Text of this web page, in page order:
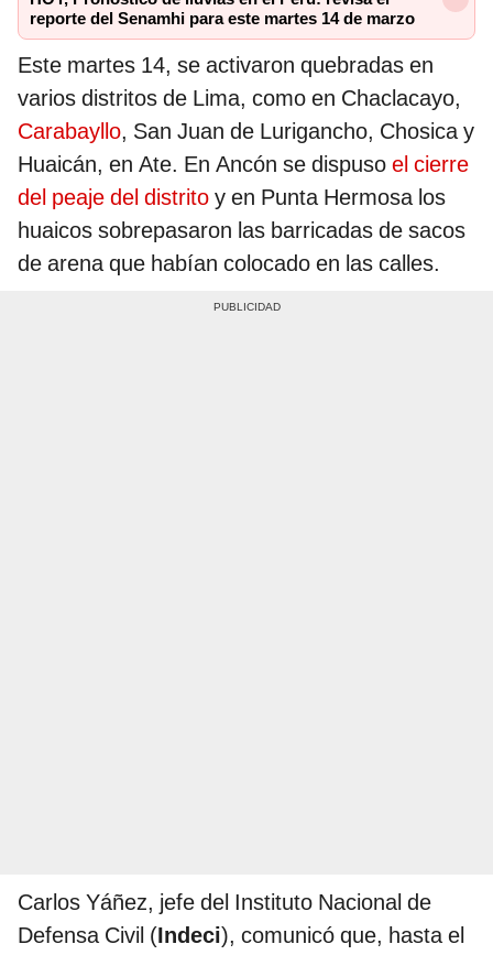
reporte del Senamhi para este martes 14 de marzo
Este martes 14, se activaron quebradas en
varios distritos de Lima, como en Chaclacayo,
Carabayllo, San Juan de Lurigancho, Chosica y
Huaicán, en Ate. En Ancón se dispuso el cierre
del peaje del distrito y en Punta Hermosa los
huaicos sobrepasaron las barricadas de sacos
de arena que habían colocado en las calles.
Carlos Yáñez, jefe del Instituto Nacional de
Defensa Civil (Indeci), comunicó que, hasta el